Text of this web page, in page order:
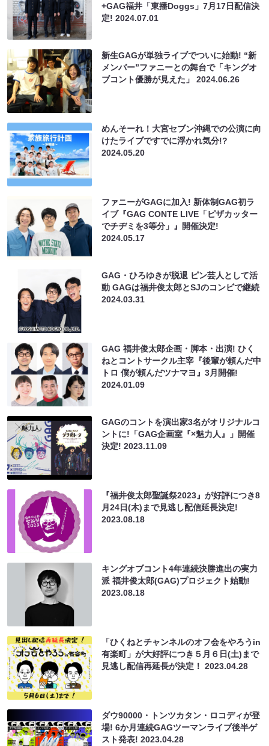
+GAG福井「東播Doggs」7月17日配信決
定!2024.07.01
新生GAGが単独ライブでついに始動! “新
メンバー”ファニーとの舞台で「キングオ
ブコント優勝が見えた」2024.06.26
めんそーれ！大宮セブン沖縄での公演に向
けたライブですでに浮かれ気分!?
2024.05.20
ファニーがGAGに加入! 新体制GAG初ラ
イブ『GAG CONTE LIVE「ピザカッター
でチヂミを3等分」』開催決定!
2024.05.17
GAG・ひろゆきが脱退 ピン芸人として活
動 GAGは福井俊太郎とSJのコンビで継続
2024.03.31
GAG 福井俊太郎企画・脚本・出演! ひく
ねとコントサークル主宰『後輩が頼んだ中
トロ 僕が頼んだツナマヨ』3月開催!
2024.01.09
GAGのコントを演出家3名がオリジナルコ
ントに!「GAG企画室『×魅力人』」開催
決定!2023.11.09
『福井俊太郎聖誕祭2023』が好評につき8
月24日(木)まで見逃し配信延長決定!
2023.08.18
キングオブコント4年連続決勝進出の実力
派 福井俊太郎(GAG)プロジェクト始動!
2023.08.18
「ひくねとチャンネルのオフ会をやろうin
有楽町」が大好評につき５月６日(土)まで
見逃し配信再延長が決定！2023.04.28
ダウ90000・トンツカタン・ロコディが登
場! 6か月連続GAGツーマンライブ後半ゲ
スト発表!2023.04.28